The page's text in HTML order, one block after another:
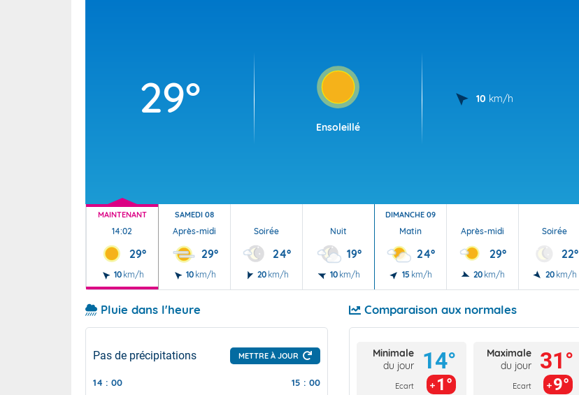
29°
Ensoleillé
10 km/h
MAINTENANT
14:02
29°
10 km/h
SAMEDI 08
Après-midi
29°
10 km/h
Soirée
24°
20 km/h
Nuit
19°
10 km/h
DIMANCHE 09
Matin
24°
15 km/h
Après-midi
29°
20 km/h
Soirée
22°
20 km/h
Pluie dans l'heure
Pas de précipitations METTRE À JOUR
14 : 00 15 : 00
Comparaison aux normales
Minimale
du jour
Ecart
14°
1°
Maximale
du jour
Ecart
31°
9°